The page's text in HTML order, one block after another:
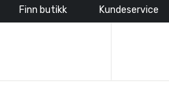
Finn butikk Kundeservice